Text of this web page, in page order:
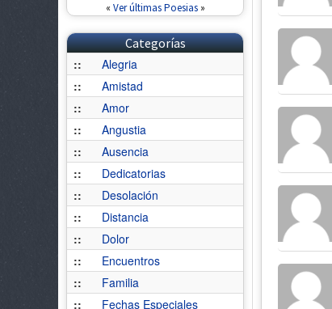
« Ver últimas Poesias»
Categorías
::
Alegria
::
Amistad
::
Amor
::
Angustia
::
Ausencia
::
Dedicatorias
::
Desolación
::
Distancia
::
Dolor
::
Encuentros
::
Familia
::
Fechas Especiales